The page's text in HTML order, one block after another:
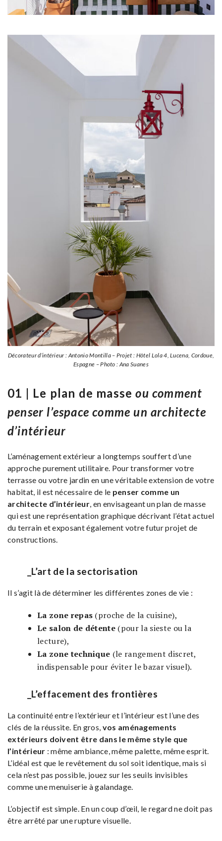
Décorateur d’intérieur : Antonio Montilla – Projet : Hôtel Lola 4, Lucena, Cordoue,
Espagne – Photo : Ana Suanes
01 | Le plan de masseou comment
penser l’espace comme un architecte
d’intérieur
L’aménagement extérieur a longtemps souffert d’une
approche purement utilitaire. Pour transformer votre
terrasse ou votre jardin en une véritable extension de votre
habitat, il est nécessaire de le penser comme un
architecte d’intérieur, en envisageant un plan de masse
qui est une représentation graphique décrivant l’état actuel
du terrain et exposant également votre futur projet de
constructions.
_L’art de la sectorisation
Il s’agit là de déterminer les différentes zones de vie :
La zone repas (proche de la cuisine),
Le salon de détente (pour la sieste ou la
lecture),
La zone technique (le rangement discret,
indispensable pour éviter le bazar visuel).
_L’effacement des frontières
La continuité entre l’extérieur et l’intérieur est l’une des
clés de la réussite. En gros, vos aménagements
extérieurs doivent être dans le même style que
l’intérieur : même ambiance, même palette, même esprit.
L’idéal est que le revêtement du sol soit identique, mais si
cela n’est pas possible, jouez sur les seuils invisibles
comme une menuiserie à galandage.
L’objectif est simple. En un coup d’œil, le regard ne doit pas
être arrêté par une rupture visuelle.